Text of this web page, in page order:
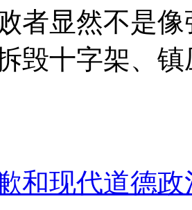
者显然不是
毁十字架、
和现代道德政